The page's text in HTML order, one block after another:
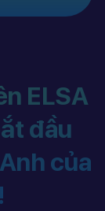
ELSA
đầu
của